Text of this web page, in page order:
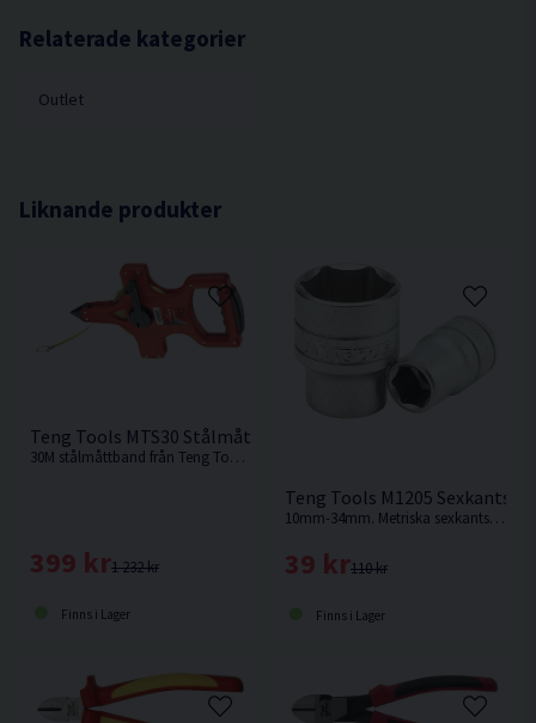
Relaterade kategorier
Outlet
Liknande produkter
Teng Tools MTS30 Stålmåttband 30M
30M stålmåttband från Teng Tools.
1 232 kr
399 kr
Finns i Lager
Teng Tools M1205
10mm-34mm. Metriska sexkantshylsor från Teng tools av kromvanadinstål.
110 kr
39 kr
Finns i Lager